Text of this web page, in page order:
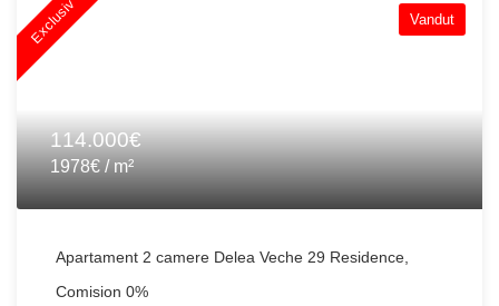
Exclusiv Vandut
114.000€
1978€ / m²
Apartament 2 camere Delea Veche 29 Residence,
Comision 0%